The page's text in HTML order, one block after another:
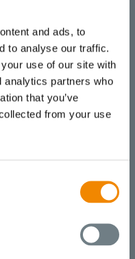
and ads, to
to analyse our traffic.
use of our site with
analytics partners who
that you’ve
from your use